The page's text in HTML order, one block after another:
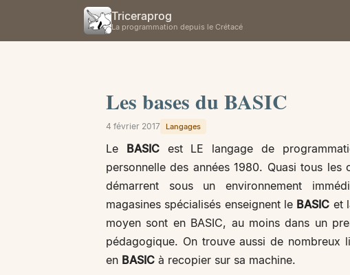
Triceraprog
La programmation depuis le Crétacé
Les bases du BASIC
4 février 2017 Langages
Le BASICest LE langage de
personnelle des années 1980. Quasi tous
démarrent sous un environnement
magasines spécialisés enseignent le BASIC et
moyen sont en BASIC, au moins dans un
pédagogique. On trouve aussi de nombreux
en BASIC à recopier sur sa machine.